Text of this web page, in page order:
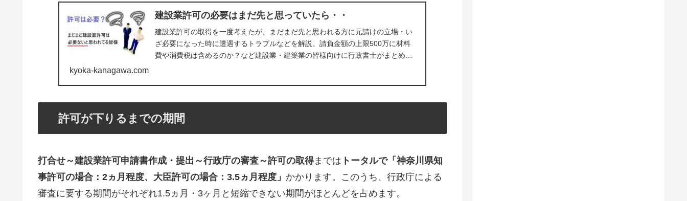
建設業許可の必要はまだ先と思っていたら・・
建設業許可の取得を一度考えたが、まだまだ先と思われる方に元請けの立場・い
ざ必要になった時に遭遇するトラブルなどを解説。請負金額の上限500万に材料
費や消費税は含めるのか？など建設業・建築業の皆様向けに行政書士がまとめま
kyoka-kanagawa.com
許可が下りるまでの期間
打合せ～建設業許可申請書作成・提出～行政庁の審査～許可の取得までは トータルで「神奈川県知
事許可の場合：2ヵ月程度、大臣許可の場合：3.5ヵ月程度」 かかります。このうち、行政庁による
審査に要する期間がそれぞれ1.5ヵ月・3ヶ月と短縮できない期間がほとんどを占めます。